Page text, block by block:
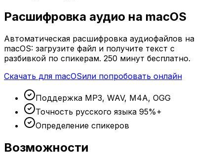
Расшифровка аудио на macOS
Автоматическая расшифровка аудиофайлов на
macOS: загрузите файл и получите текст с
разбивкой по спикерам. 250 минут бесплатно.
Скачать для macOSили попробовать онлайн
Поддержка MP3, WAV, M4A, OGG
Точность русского языка 95%+
Определение спикеров
Возможности